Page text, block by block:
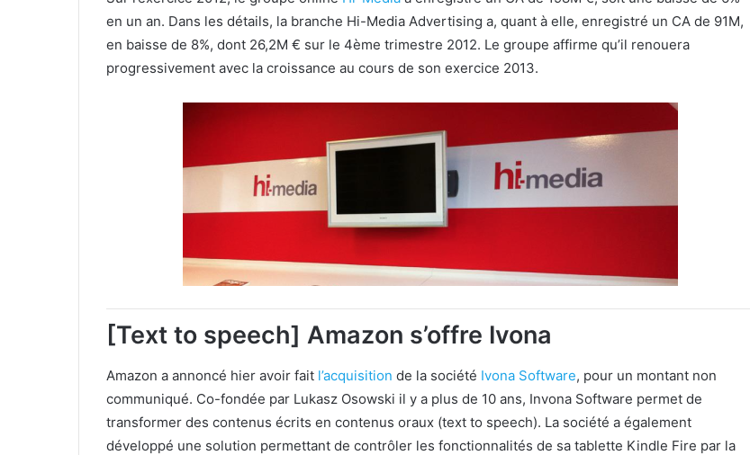
en un an. Dans les détails, la branche Hi-Media Advertising a, quant à elle, enregistré un CA de 91M,
en baisse de 8%, dont 26,2M € sur le 4ème trimestre 2012. Le groupe affirme qu’il renouera
progressivement avec la croissance au cours de son exercice 2013.
[Text to speech] Amazon s’offre Ivona
Amazon a annoncé hier avoir fait l’acquisition de la société Ivona Software, pour un montant non
communiqué. Co-fondée par Lukasz Osowski il y a plus de 10 ans, Invona Software permet de
transformer des contenus écrits en contenus oraux (text to speech). La société a également
développé une solution permettant de contrôler les fonctionnalités de sa tablette Kindle Fire par la